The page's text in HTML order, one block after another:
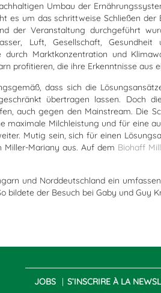
Umbau der
es um das schrittweise Schließen
der Veranstaltung durchgeführt
Luft, Gesellschaft,
durch Marktkonzentration und
profitieren, die ihre Erkenntnisse
dass sich die
übertragen lassen. Doch
auch gegen den Mainstream. Die
maximale Milchleistung und für eine
Mutig sein, sich für einen
Miller-Mariany aus. Auf dem Biohaff
und Norddeutschland ein
bildete der Besuch bei Gaby und Guy
JOBS S’INSCRIRE À LA